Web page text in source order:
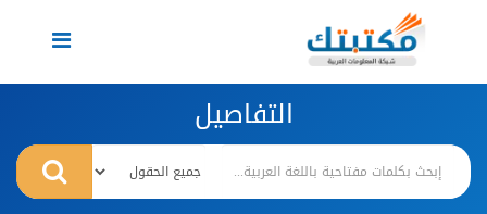
Toggle
navigation
التفاصيل